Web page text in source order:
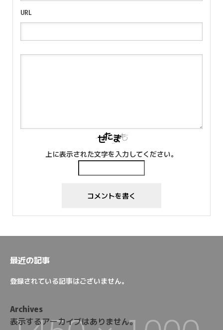
URL
上に表示された文字を入力してください。
最近の記事
登録されている記事はございません。
Archives
表示するアーカイブはありません。